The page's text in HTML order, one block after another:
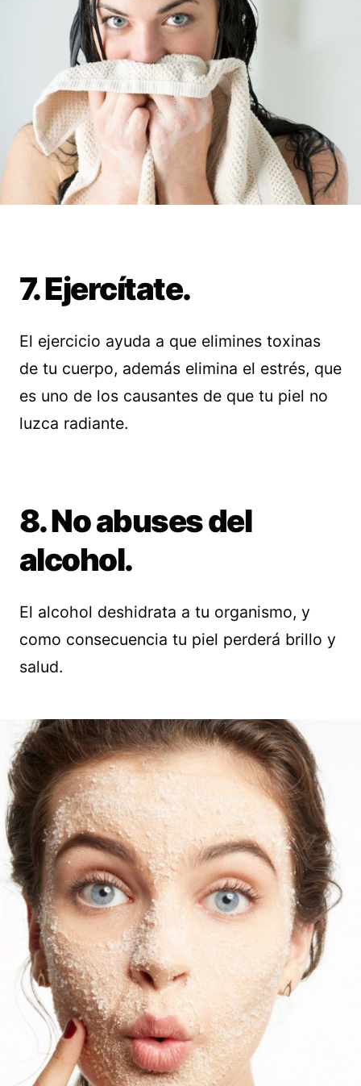
7. Ejercítate.
El ejercicio ayuda a que elimines toxinas
de tu cuerpo, además elimina el estrés, que
es uno de los causantes de que tu piel no
luzca radiante.
8. No abuses del
alcohol.
El alcohol deshidrata a tu organismo, y
como consecuencia tu piel perderá brillo y
salud.